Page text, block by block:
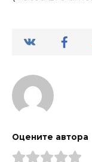
Оцените автора